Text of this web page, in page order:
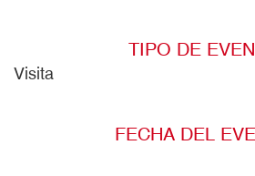
TIPO DE
Visita
FECHA DEL